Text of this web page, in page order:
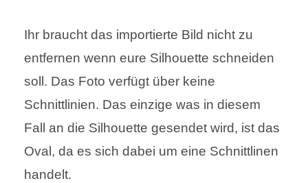
Ihr braucht das importierte Bild nicht zu
entfernen wenn eure Silhouette schneiden
soll. Das Foto verfügt über keine
Schnittlinien. Das einzige was in diesem
Fall an die Silhouette gesendet wird, ist das
Oval, da es sich dabei um eine Schnittlinen
handelt.